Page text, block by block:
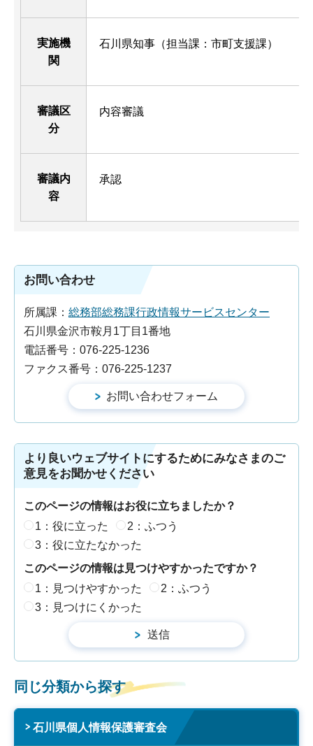
実施機
関
石川県知事（担当課：市町支援課）
審議区
分
内容審議
審議内
容
承認
お問い合わせ
所属課： 総務部総務課行政情報サービスセンター
石川県金沢市鞍月1丁目1番地
電話番号：076-225-1236
ファクス番号：076-225-1237
より良いウェブサイトにするためにみなさまのご
意見をお聞かせください
このページの情報はお役に立ちましたか？
1：役に立った
2：ふつう
3：役に立たなかった
このページの情報は見つけやすかったですか？
1：見つけやすかった
2：ふつう
3：見つけにくかった
同じ分類から探す
石川県個人情報保護審査会